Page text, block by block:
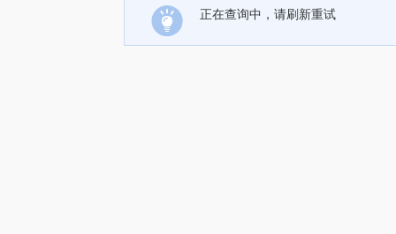
正在查询中，请刷新重试